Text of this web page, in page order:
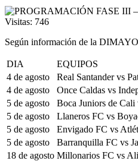
Visitas: 746
Según información de la
DIA EQUIPOS
4 de agosto
Real Santander vs
4 de agosto
Once Caldas vs
5 de agosto
Boca Juniors de
5 de agosto
Llaneros FC vs
5 de agosto
Envigado FC vs
5 de agosto
Barranquilla FC vs
18 de agosto Millonarios FC vs